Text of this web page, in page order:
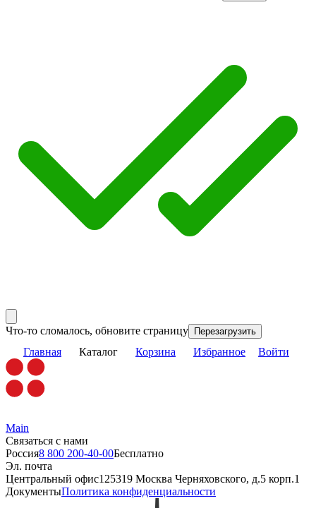
Что-то сломалось, обновите страницу Перезагрузить
Главная Каталог Корзина Избранное Войти
Main
Связаться с нами
Россия8 800 200-40-00Бесплатно
Эл. почта
Центральный офис125319 Москва Черняховского, д.5 корп.1
ДокументыПолитика конфиденциальности